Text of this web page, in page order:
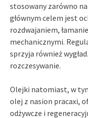
stosowany zarówno
głównym celem jest
rozdwajaniem,
mechanicznymi.
sprzyja również
rozczesywanie.
Olejki natomiast, w
olej z nasion pracaxi,
odżywcze i